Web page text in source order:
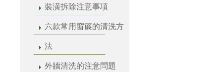
裝潢拆除注意事項
六款常用窗簾的清洗方
法
外牆清洗的注意問題